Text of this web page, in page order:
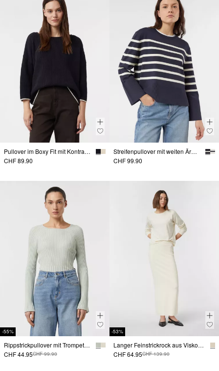
Pullover im Boxy Fit mit Kontrastdetails
CHF 89.90
Streifenpullover mit weiten Ärmeln
CHF 99.90
-55%
Rippstrickpullover mit Trompeten-Ärmeln
CHF 44.95CHF 99.90
-53%
Langer Feinstrickrock aus Viskosemix
CHF 64.95CHF 139.90